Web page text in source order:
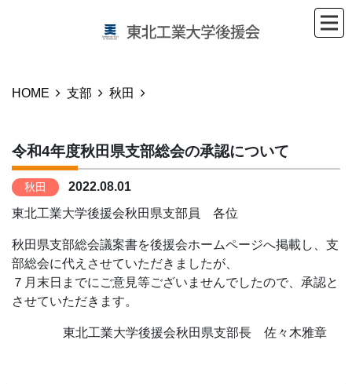
HOME 支部 秋田
令和4年度秋田県支部総会の承認について
秋田
2022.08.01
東北工業大学後援会秋田県支部員 各位
秋田県支部総会議案書を後援会ホームページへ掲載し、支
部総会に代えさせていただきましたが、
７月末日までにご意見等ございませんでしたので、承認と
させていただきます。
東北工業大学後援会秋田県支部長 佐々木雅章